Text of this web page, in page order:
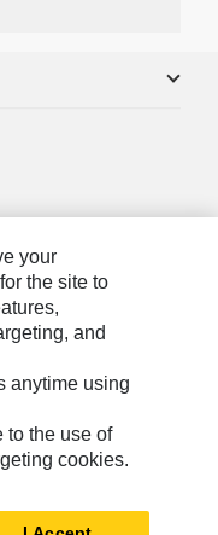
reservados.
your
the site to
and
anytime using
to the use of
cookies.